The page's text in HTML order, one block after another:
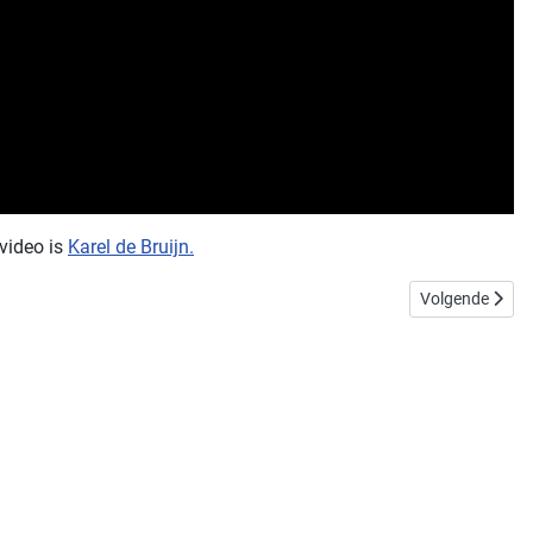
is Karel de Bruijn.
Volgende
Volgende